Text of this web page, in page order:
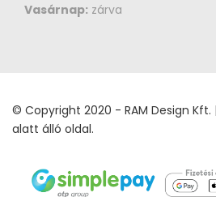
Vasárnap: zárva
© Copyright 2020 - RAM Design Kft.
alatt álló oldal.